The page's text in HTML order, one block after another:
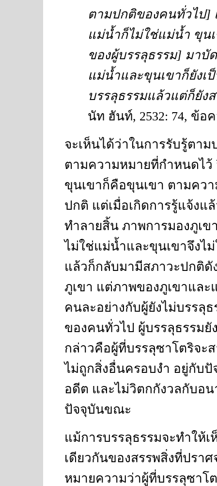
ตามปกติของคนทั่วไป]
แม่น้ำก็ไม่ใช่แม่น้ำ ขุน
ของผู้บรรลุธรรม] มาบั
แม่น้ำและขุนเขาก็ยังเ
บรรลุธรรมแล้วแต่ก็ยัง
นัท ฮันท์, 2532: 74, ข้อค
จะเห็นได้ว่าในการรับรู้ตา
ตามความหมายที่กำหนดไ
ขุนเขาก็คือขุนเขา ตามคว
ปกติ แต่เมื่อเกิดการรู้แจ้งแ
ทำลายสิ้น ภาพการมองภูเ
ไม่ใช่แม่น้ำและขุนเขาจึงไ
แล้วก็กลับมามีสภาวะปกติดั
ภูเขา แต่ภาพของภูเขาแล
คนละอย่างกับผู้ยังไม่บรรลุ
ของคนทั่วไป ผู้บรรลุธรรมยั
กล่าวคือผู้ที่บรรลุซาโตริจะ
ไม่ถูกสิ่งอื่นครอบงำ อยู่กับ
อดีต และไม่วิตกกังวลกับอ
ปัจจุบันขณะ
แม้การบรรลุธรรมจะทำให้
เดียวกันของสรรพสิ่งที่ปรา
หมายความว่าผู้ที่บรรลุซาโ